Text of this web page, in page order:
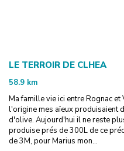
LE TERROIR DE CLHEA
58.9 km
Ma famille vie ici entre Rognac
l'origine mes aïeux produisaient
d'olive. Aujourd'hui il ne reste
produise prés de 300L de ce
de 3M, pour Marius mon...